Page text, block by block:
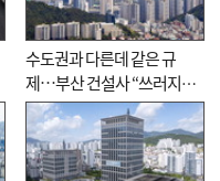
수도권과 다른데 같은 규
제…부산 건설사 “쓰러지기
직전”